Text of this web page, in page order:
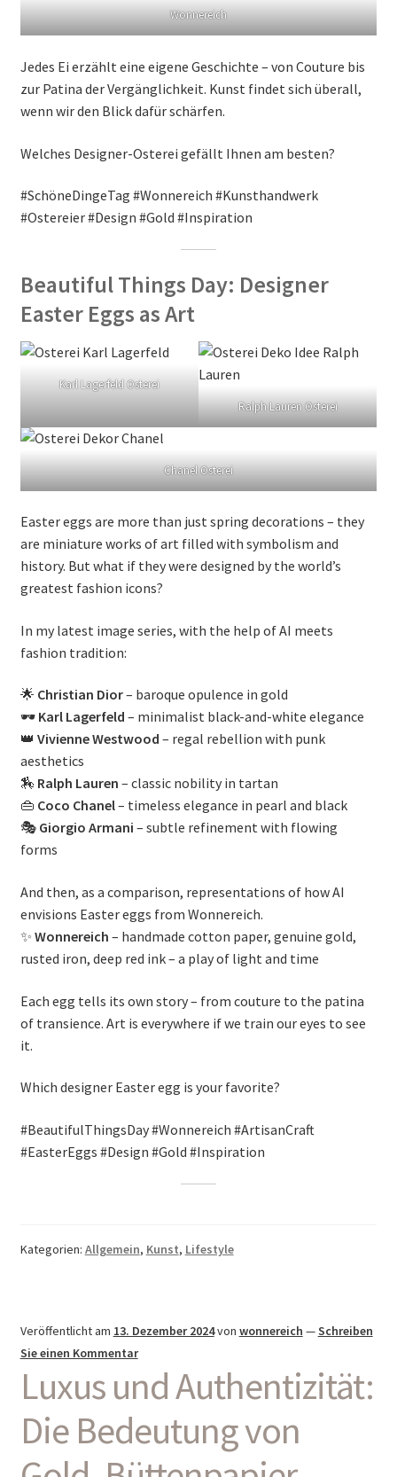
Wonnereich
Jedes Ei erzählt eine eigene Geschichte – von Couture bis
zur Patina der Vergänglichkeit. Kunst findet sich überall,
wenn wir den Blick dafür schärfen.
Welches Designer-Osterei gefällt Ihnen am besten?
#SchöneDingeTag #Wonnereich #Kunsthandwerk
#Ostereier #Design #Gold #Inspiration
Beautiful Things Day: Designer
Easter Eggs as Art
Karl Lagerfeld Osterei
Ralph Lauren Osterei
Chanel Osterei
Easter eggs are more than just spring decorations – they
are miniature works of art filled with symbolism and
history. But what if they were designed by the world’s
greatest fashion icons?
In my latest image series, with the help of AI meets
fashion tradition:
🌟 Christian Dior– baroque opulence in gold
🕶 Karl Lagerfeld – minimalist black-and-white elegance
👑 Vivienne Westwood – regal rebellion with punk
aesthetics
🏇 Ralph Lauren – classic nobility in tartan
👜 Coco Chanel– timeless elegance in pearl and black
🎭 Giorgio Armani – subtle refinement with flowing
forms
And then, as a comparison, representations of how AI
envisions Easter eggs from Wonnereich.
✨ Wonnereich – handmade cotton paper, genuine gold,
rusted iron, deep red ink – a play of light and time
Each egg tells its own story – from couture to the patina
of transience. Art is everywhere if we train our eyes to see
it.
Which designer Easter egg is your favorite?
#BeautifulThingsDay #Wonnereich #ArtisanCraft
#EasterEggs #Design #Gold #Inspiration
Kategorien: Allgemein, Kunst, Lifestyle
Veröffentlicht am 13. Dezember 2024von wonnereich —Schreiben
Sie einen Kommentar
Luxus und Authentizität:
Die Bedeutung von